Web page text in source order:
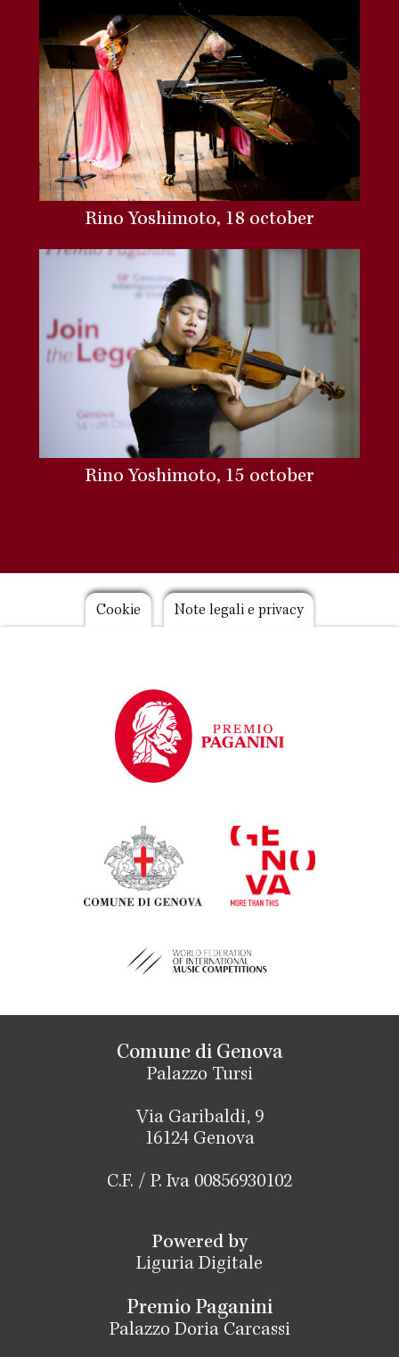
Rino Yoshimoto, 18 october
Rino Yoshimoto, 15 october
Footer
Cookie Note legali e privacy
Comune di Genova
Palazzo Tursi
Via Garibaldi, 9
16124 Genova
C.F. / P. Iva 00856930102
Powered by
Liguria Digitale
Premio Paganini
Palazzo Doria Carcassi